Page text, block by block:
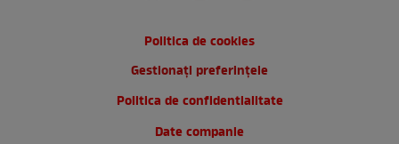
Politica de cookies
Gestionați preferințele
Politica de confidentialitate
Date companie